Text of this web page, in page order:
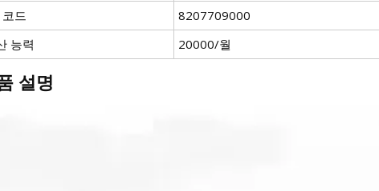
드
8207709000
능력
20000/월
설명